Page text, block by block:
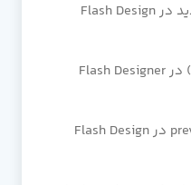
آموزش ساخت گزارش های جدید در Flash Design
آموزش پیش نمایش (Preview) در Flash Designer
آموزش قابلیت های دیگر preview در Flash Design